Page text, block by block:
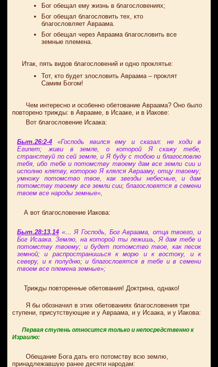
Бог обещал ему жизнь в благословениях;
Бог обещал благословить тех, кто
благословляет Авраама.
Бог обещал через Авраама благословить все
земные племена.
Итак, пять видов благословений и одно проклятье:
Тот, кто будет злословить Авраама – проклят
Самим Богом!
Чем интересно и особенно обетование Авраама? Оно было
повторено трижды: в Аврааме, в Исааке, и в Иакове:
Вот благословение Исаака:
Быт.26:2-4 «Господь явился ему и сказал: не ходи в
Египет; живи в земле, о которой Я скажу тебе,
странствуй по сей земле, и Я буду с тобою и благословлю
тебя, ибо тебе и потомству твоему дам все земли сии и
исполню клятву, которою Я клялся Аврааму, отцу твоему;
умножу потомство твое, как звезды небесные, и дам
потомству твоему все земли сии; благословятся в семени
твоем все народы земные»,
А вот благословение Иакова:
Быт.28:13,14 «… Я Господь, Бог Авраама, отца твоего, и
Бог Исаака. Землю, на которой ты лежишь, Я дам тебе и
потомству твоему; и будет потомство твое, как песок
земной; и распространишься к морю и к востоку, и к
северу, и к полудню; и благословятся в тебе и в семени
твоем все племена земные»;
Трижды повторенные обетования! Доктрина, однако!
Я бы обозначил в этих обетованиях благословения три
ступени, присутствующие и у Авраама, и у Исаака, и у Иакова:
Первая ступень относится только и непосредственно к
Израилю:
Обещание Бога дать его потомству всю землю,
принадлежавшую ранее десяти народам: